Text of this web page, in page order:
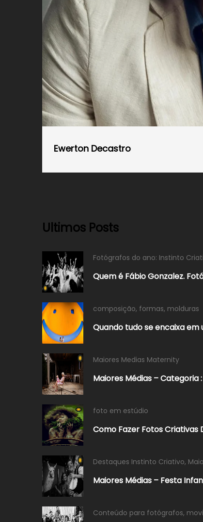
Ewerton Decastro
Ultimos Posts
Fotógrafos do ano: Instinto
Quem é Fábio Gonzalez.
composição, formas, molduras
Quando tudo se encaixa em
Maiores Medias Maternity
Maiores Médias – Categoria
foto em estúdio
Como Fazer Fotos Criativas
Destaques Instinto Criativo,
Maiores Médias – Festa
Conteúdo para fotógrafos,